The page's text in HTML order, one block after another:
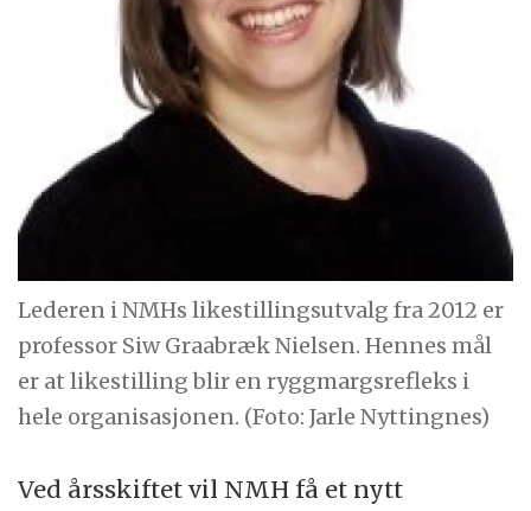
Lederen i NMHs likestillingsutvalg fra 2012 er
professor Siw Graabræk Nielsen. Hennes mål
er at likestilling blir en ryggmargsrefleks i
hele organisasjonen. (Foto: Jarle Nyttingnes)
Ved årsskiftet vil NMH få et nytt